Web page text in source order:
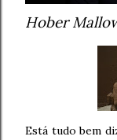
Hober
Está tudo bem